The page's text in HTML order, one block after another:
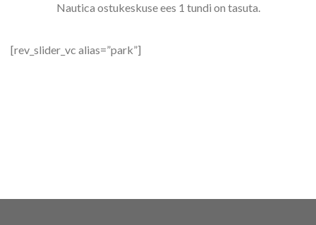
Nautica ostukeskuse ees 1 tundi on tasuta.
[rev_slider_vc alias=”park”]